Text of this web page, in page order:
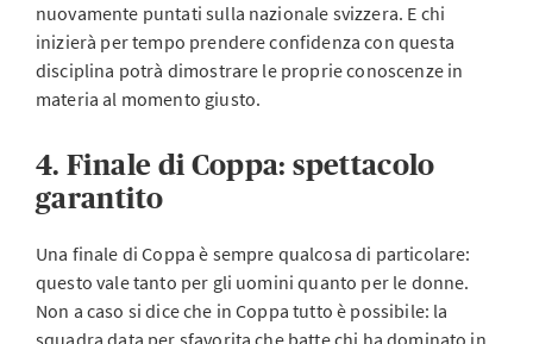
nuovamente puntati sulla nazionale svizzera. E chi
inizierà per tempo prendere confidenza con questa
disciplina potrà dimostrare le proprie conoscenze in
materia al momento giusto.
4. Finale di Coppa: spettacolo
garantito
Una finale di Coppa è sempre qualcosa di particolare:
questo vale tanto per gli uomini quanto per le donne.
Non a caso si dice che in Coppa tutto è possibile: la
squadra data per sfavorita che batte chi ha dominato in